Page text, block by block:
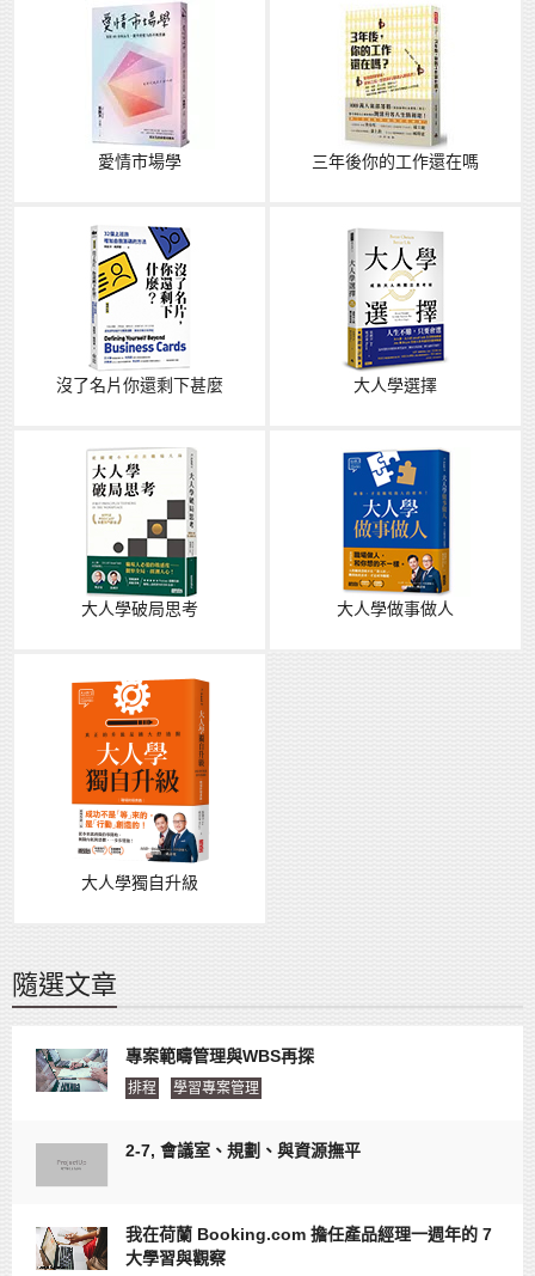
愛情市場學 三年後你的工作還在嗎
沒了名片你還剩下甚麼 大人學選擇
大人學破局思考 大人學做事做人
大人學獨自升級
隨選文章
專案範疇管理與WBS再探
排程 學習專案管理
2-7, 會議室、規劃、與資源撫平
我在荷蘭 Booking.com 擔任產品經理一週年的 7
大學習與觀察